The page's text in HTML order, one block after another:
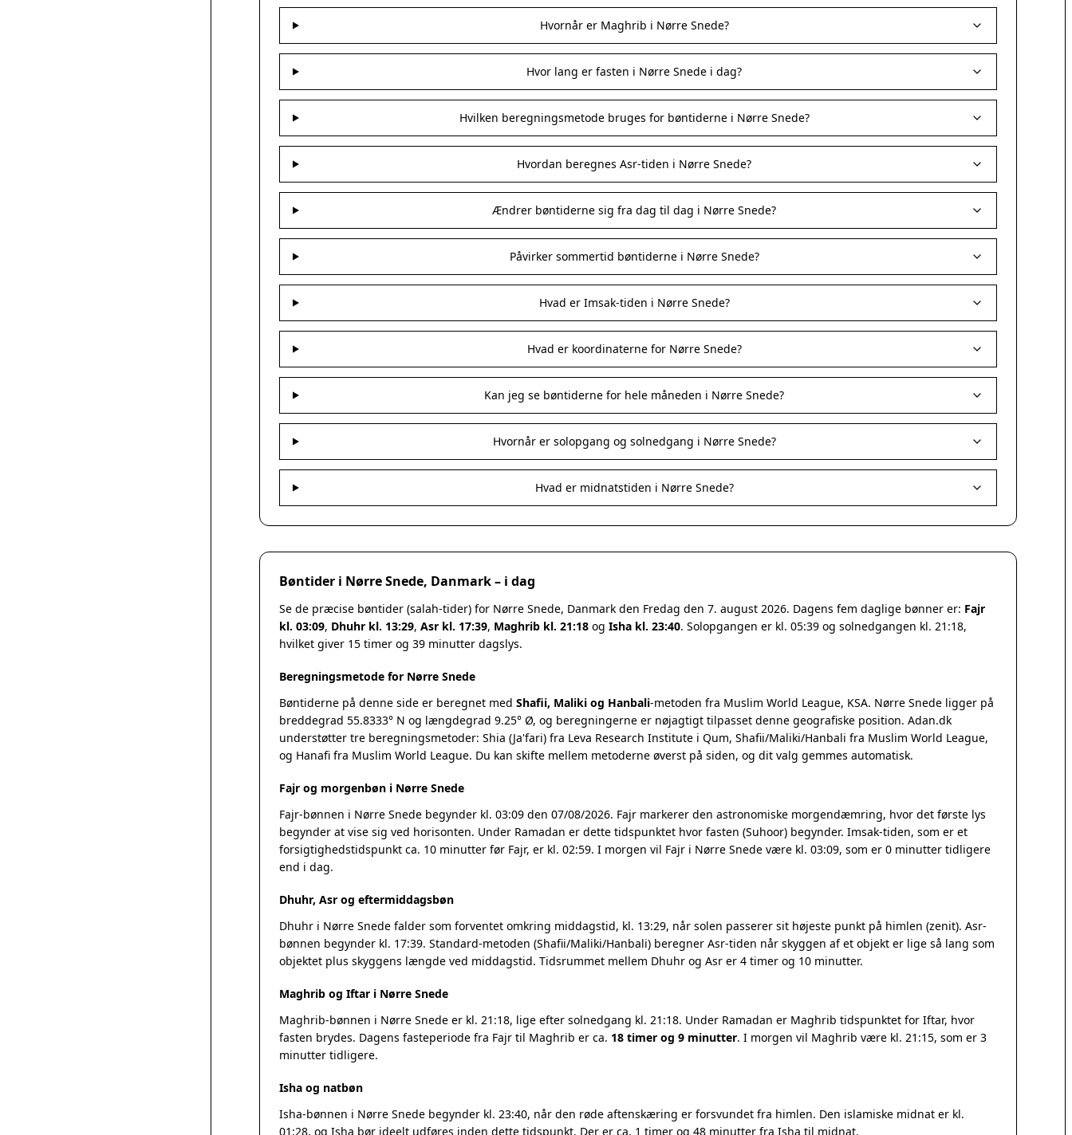
Hvornår er Maghrib i Nørre Snede?
Hvor lang er fasten i Nørre Snede i dag?
Hvilken beregningsmetode bruges for bøntiderne i Nørre Snede?
Hvordan beregnes Asr-tiden i Nørre Snede?
Ændrer bøntiderne sig fra dag til dag i Nørre Snede?
Påvirker sommertid bøntiderne i Nørre Snede?
Hvad er Imsak-tiden i Nørre Snede?
Hvad er koordinaterne for Nørre Snede?
Kan jeg se bøntiderne for hele måneden i Nørre Snede?
Hvornår er solopgang og solnedgang i Nørre Snede?
Hvad er midnatstiden i Nørre Snede?
Bøntider i Nørre Snede, Danmark – i dag
Se de præcise bøntider (salah-tider) for Nørre Snede, Danmark den Fredag den 7. august 2026. Dagens fem daglige bønner er: Fajr
kl. 03:09, Dhuhr kl. 13:29, Asr kl. 17:39, Maghrib kl. 21:18 og Isha kl. 23:40. Solopgangen er kl. 05:39 og solnedgangen kl. 21:18,
hvilket giver 15 timer og 39 minutter dagslys.
Beregningsmetode for Nørre Snede
Bøntiderne på denne side er beregnet med Shafii, Maliki og Hanbali-metoden fra Muslim World League, KSA. Nørre Snede ligger på
breddegrad 55.8333° N og længdegrad 9.25° Ø, og beregningerne er nøjagtigt tilpasset denne geografiske position. Adan.dk
understøtter tre beregningsmetoder: Shia (Ja'fari) fra Leva Research Institute i Qum, Shafii/Maliki/Hanbali fra Muslim World League,
og Hanafi fra Muslim World League. Du kan skifte mellem metoderne øverst på siden, og dit valg gemmes automatisk.
Fajr og morgenbøn i Nørre Snede
Fajr-bønnen i Nørre Snede begynder kl. 03:09 den 07/08/2026. Fajr markerer den astronomiske morgendæmring, hvor det første lys
begynder at vise sig ved horisonten. Under Ramadan er dette tidspunktet hvor fasten (Suhoor) begynder. Imsak-tiden, som er et
forsigtighedstidspunkt ca. 10 minutter før Fajr, er kl. 02:59. I morgen vil Fajr i Nørre Snede være kl. 03:09, som er 0 minutter tidligere
end i dag.
Dhuhr, Asr og eftermiddagsbøn
Dhuhr i Nørre Snede falder som forventet omkring middagstid, kl. 13:29, når solen passerer sit højeste punkt på himlen (zenit). Asr-
bønnen begynder kl. 17:39. Standard-metoden (Shafii/Maliki/Hanbali) beregner Asr-tiden når skyggen af et objekt er lige så lang som
objektet plus skyggens længde ved middagstid. Tidsrummet mellem Dhuhr og Asr er 4 timer og 10 minutter.
Maghrib og Iftar i Nørre Snede
Maghrib-bønnen i Nørre Snede er kl. 21:18, lige efter solnedgang kl. 21:18. Under Ramadan er Maghrib tidspunktet for Iftar, hvor
fasten brydes. Dagens fasteperiode fra Fajr til Maghrib er ca. 18 timer og 9 minutter. I morgen vil Maghrib være kl. 21:15, som er 3
minutter tidligere.
Isha og natbøn
Isha-bønnen i Nørre Snede begynder kl. 23:40, når den røde aftenskæring er forsvundet fra himlen. Den islamiske midnat er kl.
01:28, og Isha bør ideelt udføres inden dette tidspunkt. Der er ca. 1 timer og 48 minutter fra Isha til midnat.